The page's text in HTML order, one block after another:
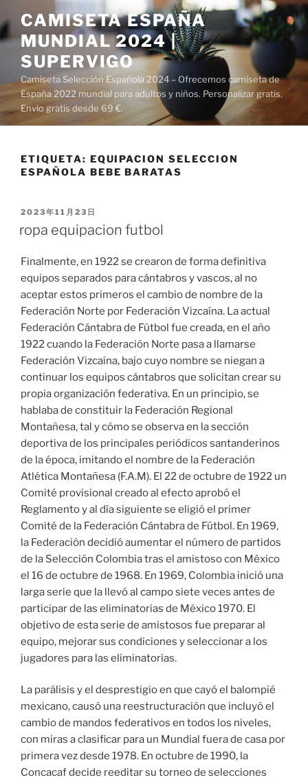
al
contenido
CAMISETA ESPAÑA
MUNDIAL 2024 |
SUPERVIGO
Camiseta Selección Española 2024 – Ofrecemos camiseta de
España 2022 mundial para adultos y niños. Personalizar gratis.
Envío gratis desde 69 €.
ETIQUETA: EQUIPACION SELECCION
ESPAÑOLA BEBE BARATAS
PUBLICADO
2023年11月23日
ropa equipacion futbol
Finalmente, en 1922 se crearon de forma definitiva
equipos separados para cántabros y vascos, al no
aceptar estos primeros el cambio de nombre de la
Federación Norte por Federación Vizcaína. La actual
Federación Cántabra de Fútbol fue creada, en el año
1922 cuando la Federación Norte pasa a llamarse
Federación Vizcaína, bajo cuyo nombre se niegan a
continuar los equipos cántabros que solicitan crear su
propia organización federativa. En un principio, se
hablaba de constituir la Federación Regional
Montañesa, tal y cómo se observa en la sección
deportiva de los principales periódicos santanderinos
de la época, imitando el nombre de la Federación
Atlética Montañesa (F.A.M). El 22 de octubre de 1922 un
Comité provisional creado al efecto aprobó el
Reglamento y al día siguiente se eligió el primer
Comité de la Federación Cántabra de Fútbol. En 1969,
la Federación decidió aumentar el número de partidos
de la Selección Colombia tras el amistoso con México
el 16 de octubre de 1968. En 1969, Colombia inició una
larga serie que la llevó al campo siete veces antes de
participar de las eliminatorias de México 1970. El
objetivo de esta serie de amistosos fue preparar al
equipo, mejorar sus condiciones y seleccionar a los
jugadores para las eliminatorias.
La parálisis y el desprestigio en que cayó el balompié
mexicano, causó una reestructuración que incluyó el
cambio de mandos federativos en todos los niveles,
con miras a clasificar para un Mundial fuera de casa por
primera vez desde 1978. En octubre de 1990, la
Concacaf decide reeditar su torneo de selecciones